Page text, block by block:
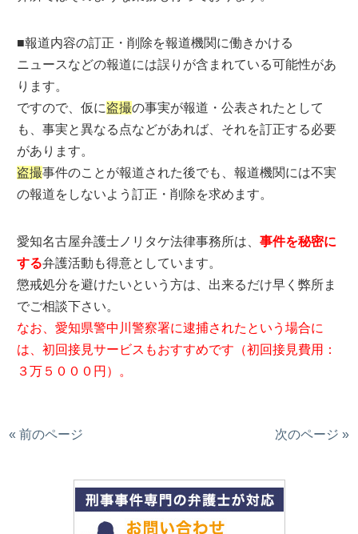
■報道内容の訂正・削除を報道機関に働きかける
ニュースなどの報道には誤りが含まれている可能性があ
ります。
ですので、仮に盗撮の事実が報道・公表されたとして
も、事実と異なる点などがあれば、それを訂正する必要
があります。
盗撮事件のことが報道された後でも、報道機関には不実
の報道をしないよう訂正・削除を求めます。
愛知名古屋弁護士ノリタケ法律事務所は、事件を秘密に
する弁護活動も得意としています。
懲戒処分を避けたいという方は、出来るだけ早く弊所ま
でご相談下さい。
なお、愛知県警中川警察署に逮捕されたという場合に
は、初回接見サービスもおすすめです（初回接見費用：
３万５０００円）。
« 前のページ 次のページ »